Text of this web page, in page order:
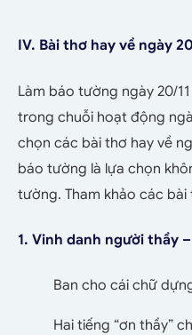
IV. Bài thơ hay về ngày
Làm báo tường ngày 20/
trong chuỗi hoạt động
chọn các bài thơ hay về
báo tường là lựa chọn
tường. Tham khảo các bài
1. Vinh danh người thầy
Ban cho cái chữ
Hai tiếng “ơn thầy”